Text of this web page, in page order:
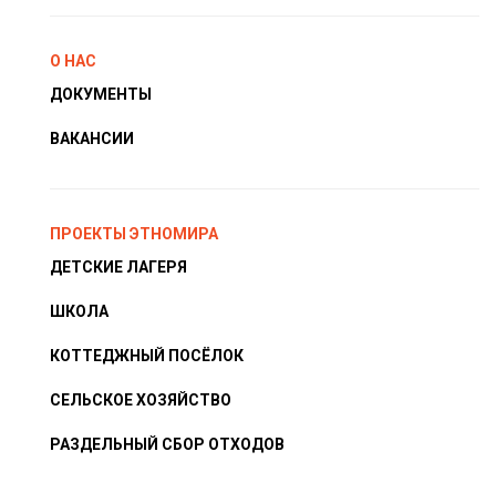
О НАС
ДОКУМЕНТЫ
ВАКАНСИИ
ПРОЕКТЫ ЭТНОМИРА
ДЕТСКИЕ ЛАГЕРЯ
ШКОЛА
КОТТЕДЖНЫЙ ПОСЁЛОК
СЕЛЬСКОЕ ХОЗЯЙСТВО
РАЗДЕЛЬНЫЙ СБОР ОТХОДОВ